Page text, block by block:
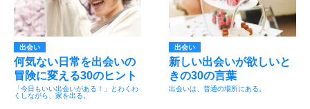
出会い
何気ない日常を出会いの
冒険に変える30のヒント
「今日もいい出会いがある！」とわくわ
くしながら、家を出る。
出会い
新しい出会いが欲しいと
きの30の言葉
出会いは、普通の場所にある。